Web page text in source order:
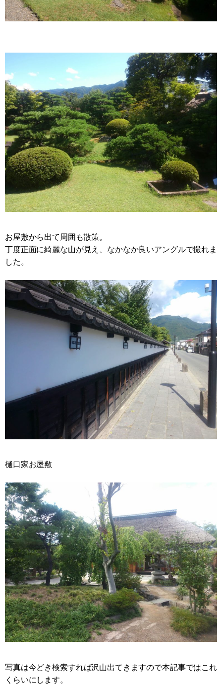
お屋敷から出て周囲も散策。
丁度正面に綺麗な山が見え、なかなか良いアングルで撮れま
した。
樋口家お屋敷
写真は今どき検索すれば沢山出てきますので本記事ではこれ
くらいにします。